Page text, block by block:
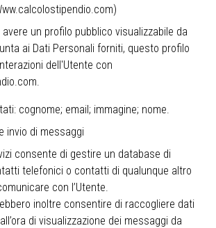
un profilo pubblico visualizzabile da
ai Dati Personali forniti, questo profilo
dell'Utente con
cognome; email; immagine; nome.
invio di messaggi
consente di gestire un database di
telefonici o contatti di qualunque altro
con l’Utente.
inoltre consentire di raccogliere dati
di visualizzazione dei messaggi da